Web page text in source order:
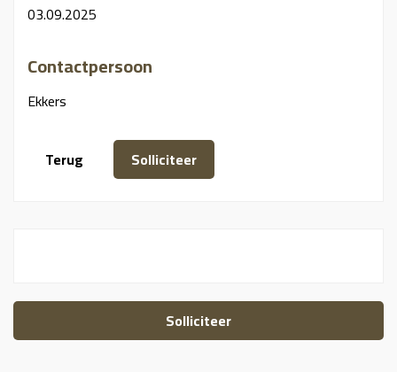
03.09.2025
Contactpersoon
Ekkers